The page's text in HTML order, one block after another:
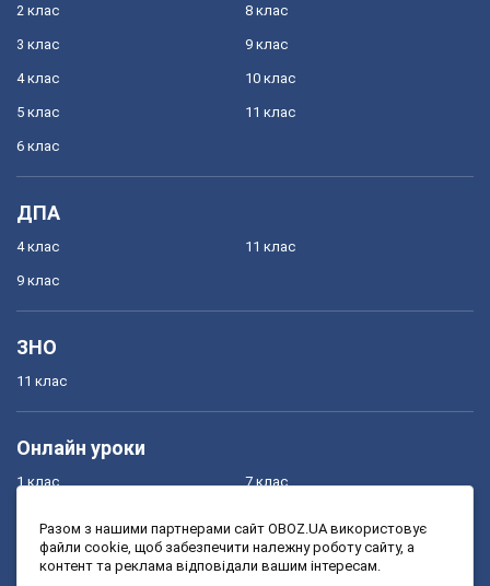
2 клас
3 клас
4 клас
5 клас
6 клас
8 клас
9 клас
10 клас
11 клас
ДПА
4 клас
9 клас
11 клас
ЗНО
11 клас
Онлайн уроки
1 клас
3 клас
7 клас
9 клас
Разом з нашими партнерами сайт OBOZ.UA використовує
файли cookie, щоб забезпечити належну роботу сайту, а
контент та реклама відповідали вашим інтересам.